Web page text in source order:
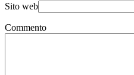
Sito web
Commento